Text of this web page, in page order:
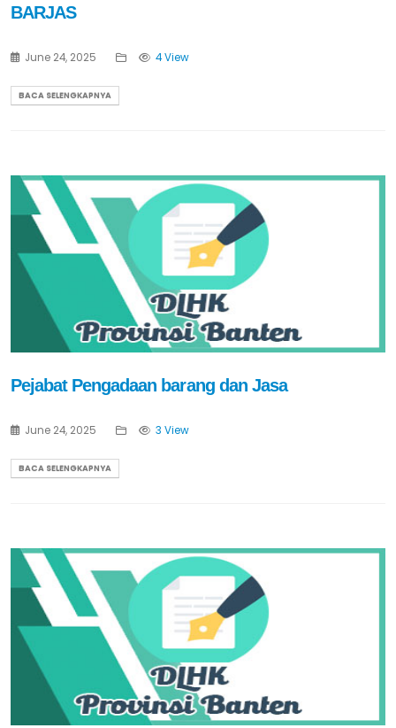
BARJAS
June 24, 2025 4 View
BACA SELENGKAPNYA
Pejabat Pengadaan barang dan Jasa
June 24, 2025 3 View
BACA SELENGKAPNYA